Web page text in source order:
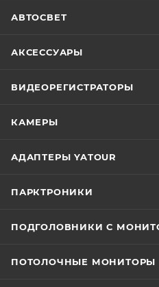
АВТОСВЕТ
АКСЕССУАРЫ
ВИДЕОРЕГИСТРАТОРЫ
КАМЕРЫ
АДАПТЕРЫ YATOUR
ПАРКТРОНИКИ
ПОДГОЛОВНИКИ С
ПОТОЛОЧНЫЕ МОНИТОРЫ